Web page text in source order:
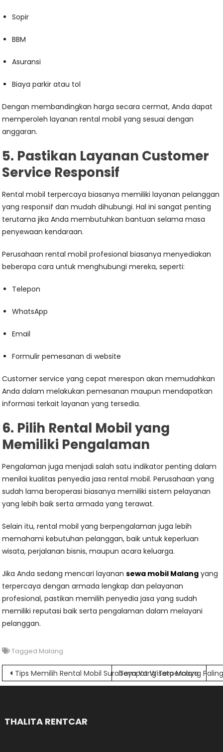
Sopir
BBM
Asuransi
Biaya parkir atau tol
Dengan membandingkan harga secara cermat, Anda dapat
memperoleh layanan rental mobil yang sesuai dengan
anggaran.
5. Pastikan Layanan Customer
Service Responsif
Rental mobil terpercaya biasanya memiliki layanan pelanggan
yang responsif dan mudah dihubungi. Hal ini sangat penting
terutama jika Anda membutuhkan bantuan selama masa
penyewaan kendaraan.
Perusahaan rental mobil profesional biasanya menyediakan
beberapa cara untuk menghubungi mereka, seperti:
Telepon
WhatsApp
Email
Formulir pemesanan di website
Customer service yang cepat merespon akan memudahkan
Anda dalam melakukan pemesanan maupun mendapatkan
informasi terkait layanan yang tersedia.
6. Pilih Rental Mobil yang
Memiliki Pengalaman
Pengalaman juga menjadi salah satu indikator penting dalam
menilai kualitas penyedia jasa rental mobil. Perusahaan yang
sudah lama beroperasi biasanya memiliki sistem pelayanan
yang lebih baik serta armada yang terawat.
Selain itu, rental mobil yang berpengalaman juga lebih
memahami kebutuhan pelanggan, baik untuk keperluan
wisata, perjalanan bisnis, maupun acara keluarga.
Jika Anda sedang mencari layanansewa mobil Malang yang
terpercaya dengan armada lengkap dan pelayanan
profesional, pastikan memilih penyedia jasa yang sudah
memiliki reputasi baik serta pengalaman dalam melayani
pelanggan.
Tagged Malang
Navigasi
Tips Memilih Rental Mobil Surabaya Yang Terpercaya
Tempat Wisata Malang
THALITA RENTCAR